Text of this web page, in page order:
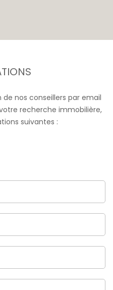
nos conseillers par email
recherche immobilière,
suivantes :